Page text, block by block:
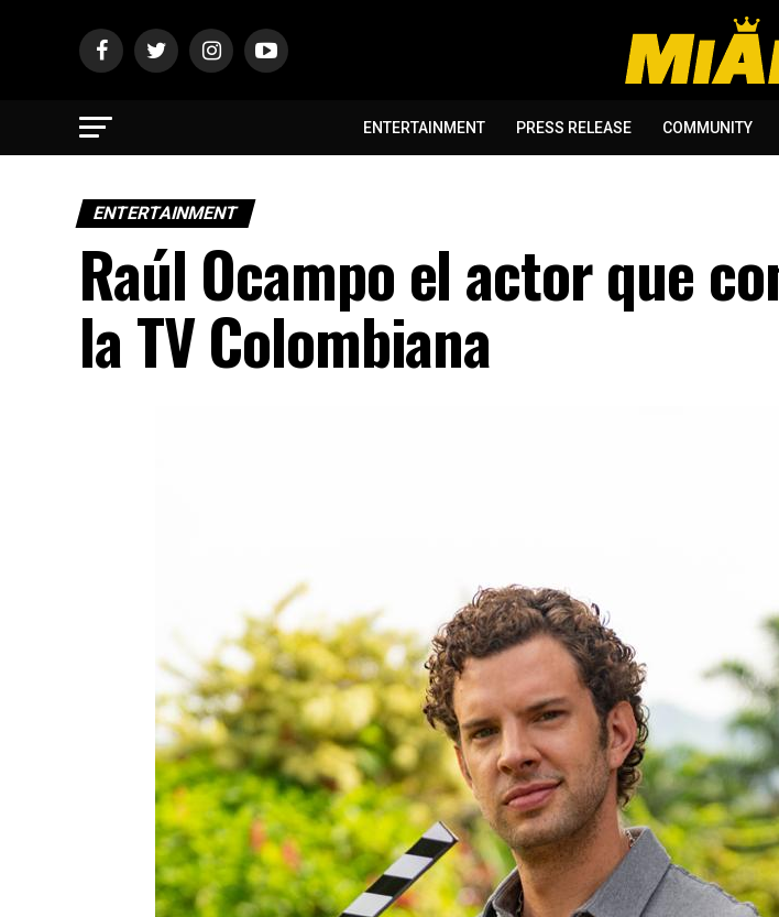
ENTERTAINMENT PRESS RELEASE COMMUNITY
ENTERTAINMENT
Raúl Ocampo el actor que
la TV Colombiana